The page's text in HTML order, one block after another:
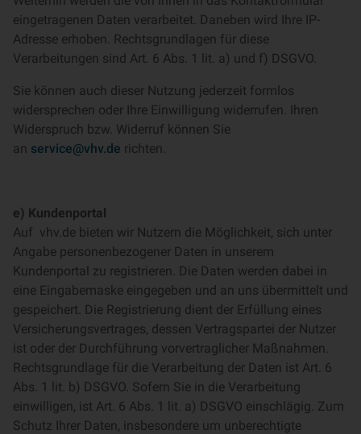
eingetragenen Daten verarbeitet. Daneben wird Ihre IP-
Adresse erhoben. Rechtsgrundlagen für diese
Verarbeitungen sind Art. 6 Abs. 1 lit. a) und f) DSGVO.
Sie können auch dieser Nutzung jederzeit formlos
widersprechen oder Ihre Einwilligung widerrufen. Ihren
Widerspruch bzw. Widerruf können Sie
an service@vhv.de richten.
e) Kundenportal
Auf vhv.de bieten wir Nutzern die Möglichkeit, sich unter
Angabe personenbezogener Daten in unserem
Kundenportal zu registrieren. Die Daten werden dabei in
eine Eingabemaske eingegeben und an uns übermittelt und
gespeichert. Die Registrierung dient der Erfüllung eines
Versicherungsvertrages, dessen Vertragspartei der Nutzer
ist oder der Durchführung vorvertraglicher Maßnahmen.
Rechtsgrundlage für die Verarbeitung der Daten ist Art. 6
Abs. 1 lit. b) DSGVO. Sofern Sie in die Verarbeitung
einwilligen, ist Art. 6 Abs. 1 lit. a) DSGVO einschlägig. Zum
Schutz Ihrer Daten, insbesondere um unberechtigte